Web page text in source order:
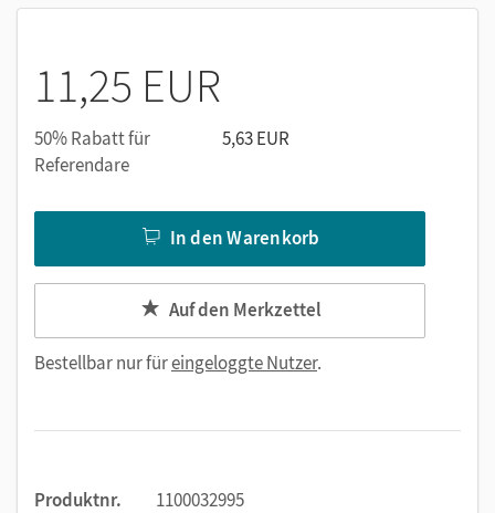
11,25 EUR
50% Rabatt für
Referendare
5,63 EUR
In den Warenkorb
Auf den Merkzettel
Bestellbar nur füreingeloggte Nutzer.
Produktnr.
1100032995